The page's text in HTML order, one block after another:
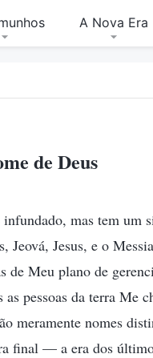
A Nova Era
de Deus
mas tem um
Jeová, Jesus, e o
de Meu plano de
pessoas da terra Me
meramente nomes
final — a era dos